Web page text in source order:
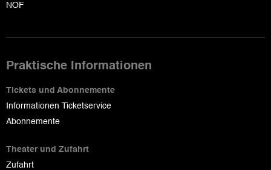
NOF
Praktische Informationen
Tickets und Abonnemente
Informationen Ticketservice
Abonnemente
Theater und Zufahrt
Zufahrt